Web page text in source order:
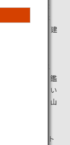
を手がけるな
建物の前には
。その水は、建
ています。
かな螺旋のス
使した展示を鑑
ようになってい
る本物の富士山
立てたソフト